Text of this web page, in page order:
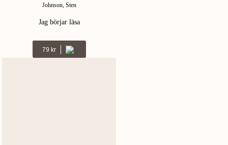
Johnson, Sten
Jag börjar läsa
79 Kr